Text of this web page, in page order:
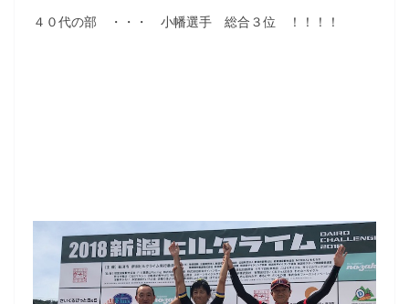
４０代の部 ・・・ 小幡選手 総合３位 ！！！！